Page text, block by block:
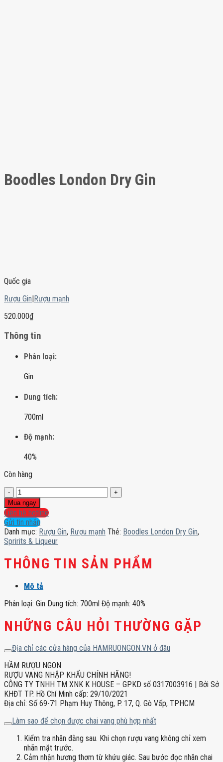
Boodles London Dry Gin
Quốc gia
Rượu Gin|Rượu mạnh
520.000₫
Thông tin
Phân loại:
Gin
Dung tích:
700ml
Độ mạnh:
40%
Còn hàng
Boodles
London
Dry
Gin
số
lượng
Mua ngay
Liên hệ hotline
Gửi tin nhắn
Danh mục: Rượu Gin, Rượu mạnh Thẻ: Boodles London Dry Gin,
Spririts & Liqueur
THÔNG TIN SẢN PHẨM
Mô tả
Phân loại: Gin Dung tích: 700ml Độ mạnh: 40%
NHỮNG CÂU HỎI THƯỜNG GẶP
Địa chỉ các cửa hàng của HAMRUONGON.VN ở đâu
HẦM RƯỢU NGON
RƯỢU VANG NHẬP KHẨU CHÍNH HÃNG!
CÔNG TY TNHH TM XNK K HOUSE – GPKD số 0317003916 | Bởi Sở
KHĐT TP. Hồ Chí Minh cấp: 29/10/2021
Địa chỉ: Số 69-71 Phạm Huy Thông, P. 17, Q. Gò Vấp, TPHCM
Làm sao để chọn được chai vang phù hợp nhất
Kiểm tra nhãn đằng sau. Khi chọn rượu vang không chỉ xem
nhãn mặt trước.
Cảm nhận hương thơm từ khứu giác. Sau bước đọc nhãn chai